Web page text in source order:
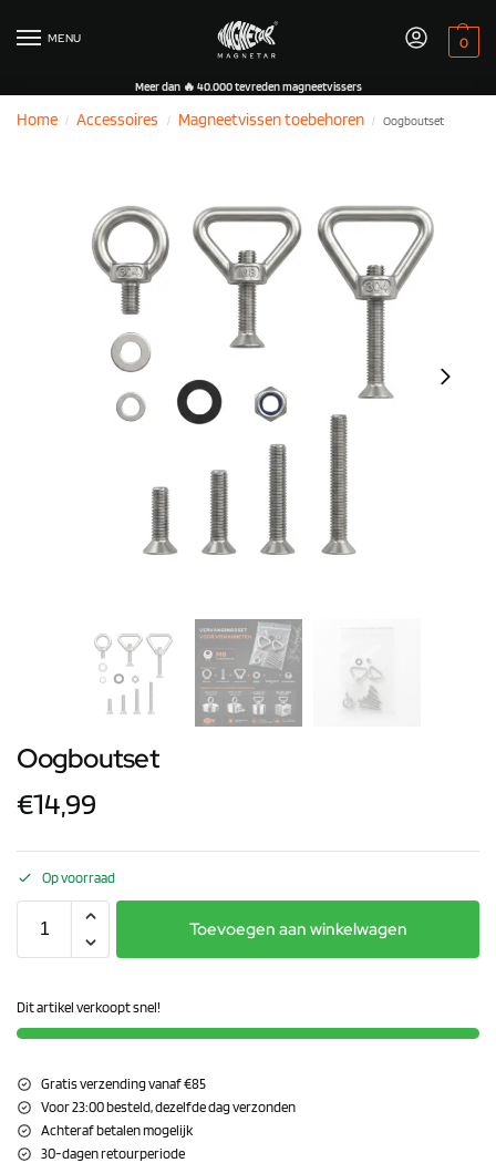
MENU 0
Meer dan 🔥 40.000 tevreden magneetvissers
Home / Accessoires / Magneetvissen toebehoren / Oogboutset
Oogboutset
€14,99
Op voorraad
Toevoegen aan winkelwagen
Dit artikel verkoopt snel!
Gratis verzending vanaf €85
Voor 23:00 besteld, dezelfde dag verzonden
Achteraf betalen mogelijk
30-dagen retourperiode